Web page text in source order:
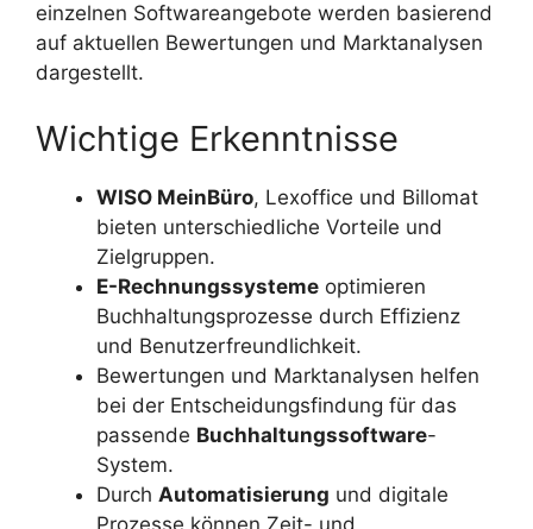
einzelnen Softwareangebote werden basierend
auf aktuellen Bewertungen und Marktanalysen
dargestellt.
Wichtige Erkenntnisse
WISO MeinBüro, Lexoffice und Billomat
bieten unterschiedliche Vorteile und
Zielgruppen.
E-Rechnungssysteme optimieren
Buchhaltungsprozesse durch Effizienz
und Benutzerfreundlichkeit.
Bewertungen und Marktanalysen helfen
bei der Entscheidungsfindung für das
passende Buchhaltungssoftware-
System.
Durch Automatisierung und digitale
Prozesse können Zeit- und